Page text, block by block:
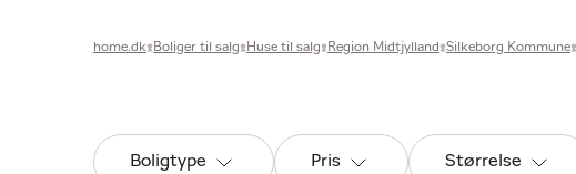
home.dk Boliger til salg Huse til salg Region Midtjylland Silkeborg Kommune
Boligtype Pris Størrelse